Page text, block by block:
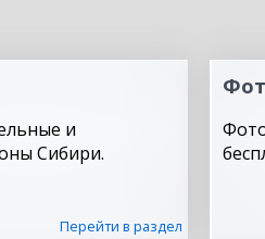
и
Сибири.
Перейти в раздел